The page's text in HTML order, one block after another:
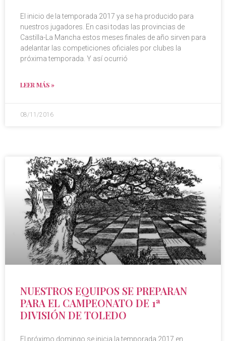
El inicio de la temporada 2017 ya se ha producido para
nuestros jugadores. En casi todas las provincias de
Castilla-La Mancha estos meses finales de año sirven para
adelantar las competiciones oficiales por clubes la
próxima temporada. Y así ocurrió
LEER MÁS »
08/11/2016
NUESTROS EQUIPOS SE PREPARAN
PARA EL CAMPEONATO DE 1ª
DIVISIÓN DE TOLEDO
El próximo domingo se inicia la temporada 2017 en